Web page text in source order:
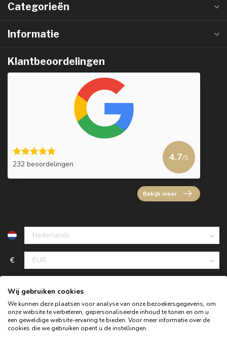
Categorieën
Informatie
Klantbeoordelingen
232 beoordelingen
4.7/5
Bekijk meer
€
Wij gebruiken cookies
We kunnen deze plaatsen voor analyse van onze bezoekersgegevens, om
onze website te verbeteren, gepersonaliseerde inhoud te tonen en om u
een geweldige website-ervaring te bieden. Voor meer informatie over de
cookies die we gebruiken opent u de instellingen.